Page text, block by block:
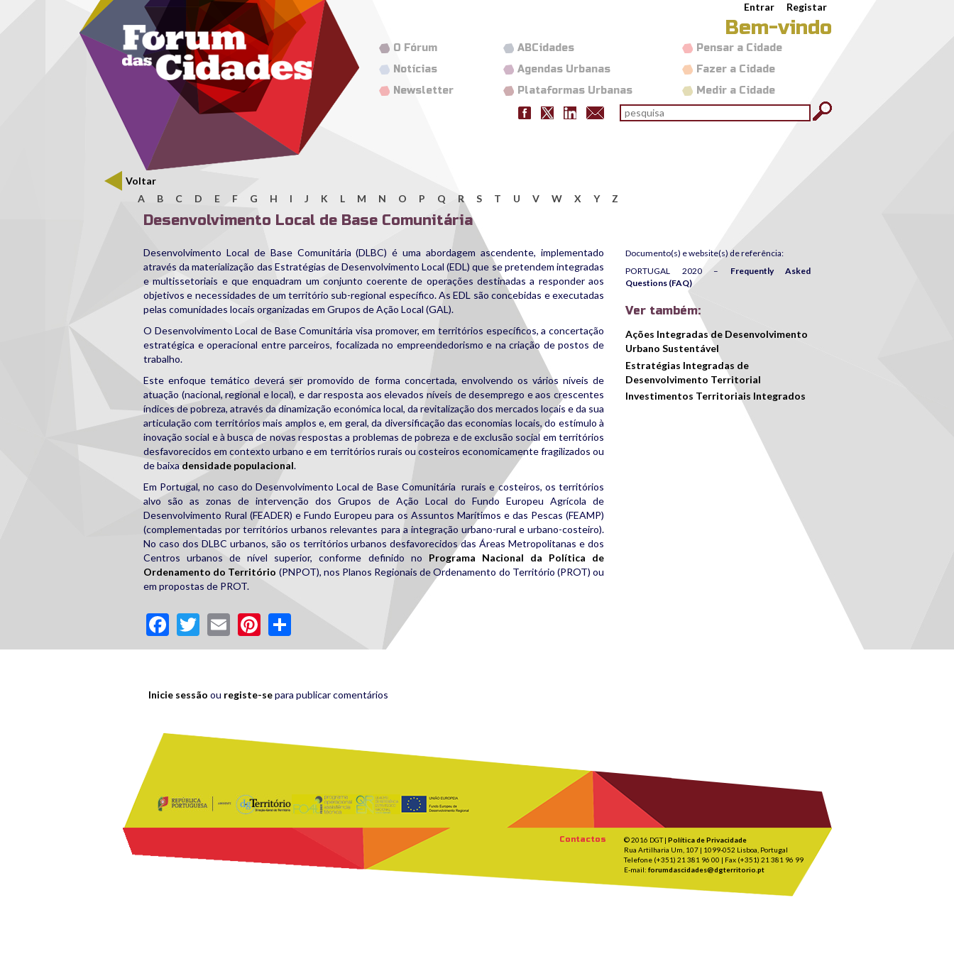
Passar para o conteúdo principalMenu secundário Entrar Registar
Bem-vindo
Pensar a Cidade
Fazer a Cidade
Medir a Cidade
ABCidades
Agendas Urbanas
Plataformas Urbanas
O Fórum
Notícias
Newsletter
Formulário de pesquisa
pesquisar
Voltar
A
B C D E F G H I J K L M N O P Q R S T U V W X Y Z
Desenvolvimento Local de Base Comunitária
Desenvolvimento Local de Base Comunitária (DLBC) é uma abordagem ascendente, implementado
através da materialização das Estratégias de Desenvolvimento Local (EDL) que se pretendem integradas
e multissetoriais e que enquadram um conjunto coerente de operações destinadas a responder aos
objetivos e necessidades de um território sub-regional específico. As EDL são concebidas e executadas
pelas comunidades locais organizadas em Grupos de Ação Local (GAL).
O Desenvolvimento Local de Base Comunitária visa promover, em territórios específicos, a concertação
estratégica e operacional entre parceiros, focalizada no empreendedorismo e na criação de postos de
trabalho.
Este enfoque temático deverá ser promovido de forma concertada, envolvendo os vários níveis de
atuação (nacional, regional e local), e dar resposta aos elevados níveis de desemprego e aos crescentes
índices de pobreza, através da dinamização económica local, da revitalização dos mercados locais e da sua
articulação com territórios mais amplos e, em geral, da diversificação das economias locais, do estímulo à
inovação social e à busca de novas respostas a problemas de pobreza e de exclusão social em territórios
desfavorecidos em contexto urbano e em territórios rurais ou costeiros economicamente fragilizados ou
de baixa densidade populacional.
Em Portugal, no caso do Desenvolvimento Local de Base Comunitária rurais e costeiros, os territórios
alvo são as zonas de intervenção dos Grupos de Ação Local do Fundo Europeu Agrícola de
Desenvolvimento Rural (FEADER) e Fundo Europeu para os Assuntos Marítimos e das Pescas (FEAMP)
(complementadas por territórios urbanos relevantes para a integração urbano-rural e urbano-costeiro).
No caso dos DLBC urbanos, são os territórios urbanos desfavorecidos das Áreas Metropolitanas e dos
Centros urbanos de nível superior, conforme definido no Programa Nacional da Política de
Ordenamento do Território (PNPOT), nos Planos Regionais de Ordenamento do Território (PROT) ou
em propostas de PROT.
Facebook
Twitter
EmailPinterest
Inicie sessão ou registe-separa publicar comentários
Documento(s) e website(s) de referência:
PORTUGAL 2020 – Frequently Asked
Questions (FAQ)
Ver também:
Ações Integradas de Desenvolvimento
Urbano Sustentável
Estratégias Integradas de
Desenvolvimento Territorial
Investimentos Territoriais Integrados
Contactos © 2016 DGT |Política de Privacidade
Rua Artilharia Um, 107 | 1099-052 Lisboa, Portugal
Telefone (+351) 21 381 96 00 | Fax (+351) 21 381 96 99
E-mail:forumdascidades@dgterritorio.pt